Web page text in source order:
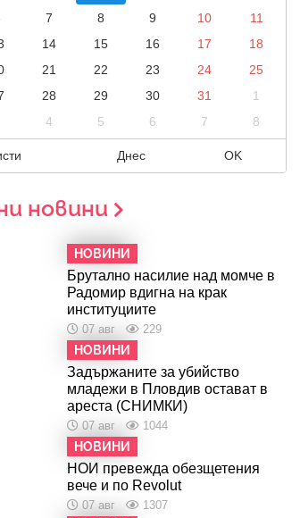
7 8 9 10
11
14 15 16 17
18
21 22 23 24
25
28 29 30 31
1
4 5 6 7 8
Днес OK
новини
НОВИНИ
Брутално насилие над момче в
Радомир вдигна на крак
институциите
07 авг 229
НОВИНИ
Задържаните за убийство
младежи в Пловдив остават в
ареста (СНИМКИ)
07 авг 1044
НОВИНИ
НОИ превежда обезщетения
вече и по Revolut
07 авг 1307